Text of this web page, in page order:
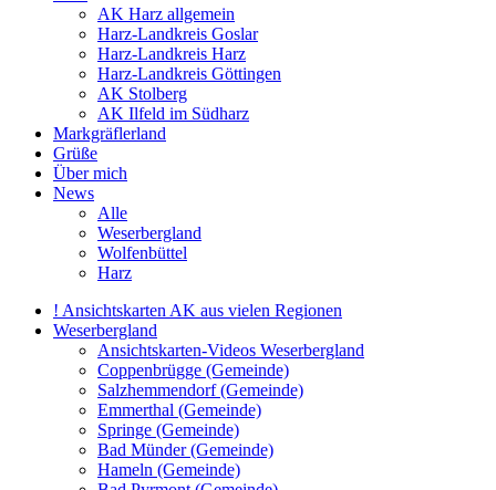
AK Harz allgemein
Harz-Landkreis Goslar
Harz-Landkreis Harz
Harz-Landkreis Göttingen
AK Stolberg
AK Ilfeld im Südharz
Markgräflerland
Grüße
Über mich
News
Alle
Weserbergland
Wolfenbüttel
Harz
! Ansichtskarten AK aus vielen Regionen
Weserbergland
Ansichtskarten-Videos Weserbergland
Coppenbrügge (Gemeinde)
Salzhemmendorf (Gemeinde)
Emmerthal (Gemeinde)
Springe (Gemeinde)
Bad Münder (Gemeinde)
Hameln (Gemeinde)